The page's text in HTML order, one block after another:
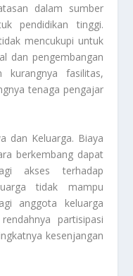
dalam sumber
pendidikan tinggi.
mencukupi untuk
dan pengembangan
kurangnya fasilitas,
tenaga pengajar
dan Keluarga. Biaya
berkembang dapat
akses terhadap
tidak mampu
anggota keluarga
partisipasi
kesenjangan